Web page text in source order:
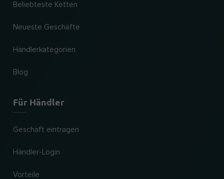
Beliebteste Ketten
Neueste Geschäfte
Händlerkategorien
Blog
Für Händler
Geschäft eintragen
Händler-Login
Vorteile